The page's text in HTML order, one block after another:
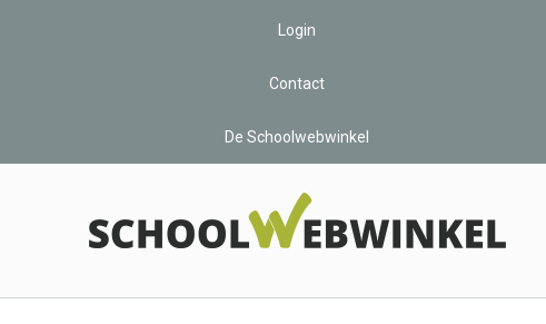
Login
Contact
De Schoolwebwinkel